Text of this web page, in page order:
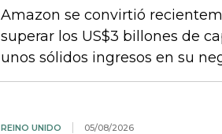
Amazon se convirtió
superar los US$3 billones de
unos sólidos ingresos en su
REINO UNIDO 05/08/2026